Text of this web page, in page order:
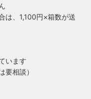
は、1,100円×箱数が送
います
要相談）